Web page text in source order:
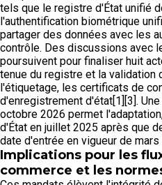
tels que le registre d'État unifié
l'authentification biométrique
partager des données avec les
contrôle. Des discussions avec
poursuivent pour finaliser huit
tenue du registre et la
l'étiquetage, les certificats de
d'enregistrement d'état[1][3].
octobre 2026 permet
d'État en juillet 2025 après que
date d'entrée en vigueur de mars
Implications pour les
commerce et les